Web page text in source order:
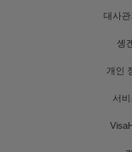
대사
솅
개인
서